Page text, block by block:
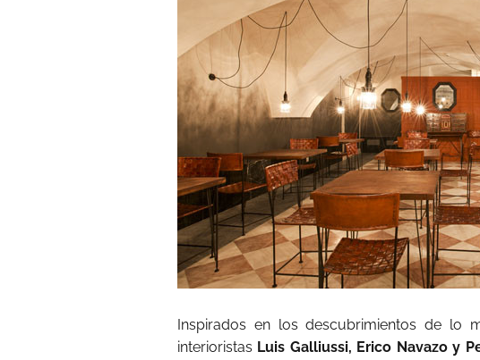
Inspirados en los descubrimientos de lo
interioristas Luis Galliussi, Erico Navazo y